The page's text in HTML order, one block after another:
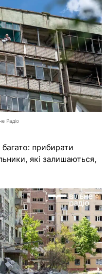
Радіо
багато: прибирати
які залишаються,